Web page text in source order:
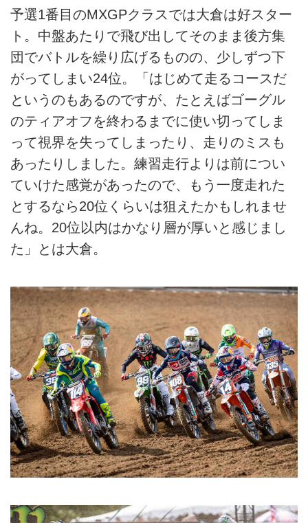
予選1番目のMXGPクラスでは大倉は好スター
ト。中盤あたりで飛び出してそのまま後方集
団でバトルを繰り広げるものの、少しずつ下
がってしまい24位。「はじめて走るコースだ
というのもあるのですが、たとえばゴーグル
のティアオフを終わるまでに使い切ってしま
って視界を失ってしまったり、走りのミスも
あったりしました。練習走行よりは前につい
ていけた感覚があったので、もう一度走れた
とするなら20位くらいは狙えたかもしれませ
んね。20位以内はかなり層が厚いと感じまし
た」とは大倉。